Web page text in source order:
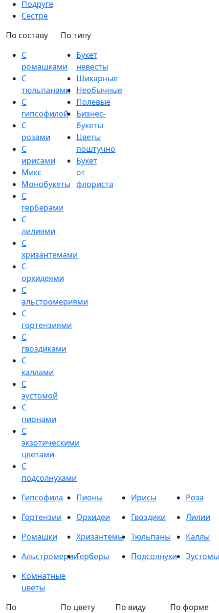
Подруге
Сестре
По составу
С
ромашками
С
тюльпанами
С
гипсофилой
С
розами
С
ирисами
Микс
Монобукеты
С
герберами
С
лилиями
С
хризантемами
С
орхидеями
С
альстромериями
С
гортензиями
С
гвоздиками
С
каллами
С
эустомой
С
пионами
С
экзотическими
цветами
С
подсолнухами
По типу
Букет
невесты
Шикарные
Необычные
Полевые
Бизнес-
букеты
Цветы
поштучно
Букет
от
флориста
Гипсофила Пионы Ирисы
Роза
Гортензии
Орхидеи Гвоздики
Лилии
Ромашки
Хризантемы Тюльпаны
Каллы
АльстромерииГерберы Подсолнухи
Эустомы
Комнатные
цветы
По
По цвету
По виду
По форме